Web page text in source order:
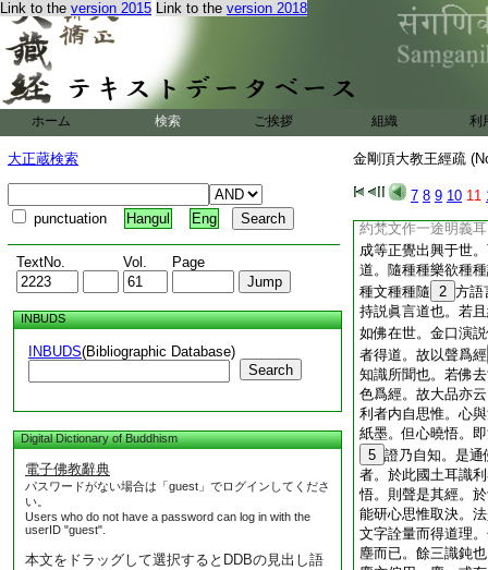
Link to the version 2015 Link to the version 2018
ホーム 検索 ご挨拶 組織 利
大正蔵検索
punctuation Hangul Eng
TextNo. Vol. Page
INBUDS
INBUDS(Bibliographic Database)
Search
Digital Dictionary of Buddhism
電子佛教辭典
パスワードがない場合は「guest」でログインしてくださ
い。
Users who do not have a password can log in with the
userID "guest".
本文をドラッグして選択するとDDBの見出し語
金剛頂大教王經疏
7 8 9 10 11
引 呂嚧噎愛汚
字。乃至二合三合
得契本極之理。故
字門災禍不可得故
際不可得故。惡字
具如金剛頂釋字母
入本不生際。至論
約梵文作一途明義
成等正覺出興于世
道。隨種種樂欲種
種文種種隨 2 方語
持説眞言道也。若
如佛在世。金口演
者得道。故以聲爲經
知識所聞也。若佛
色爲經。故大品亦
利者内自思惟。心
紙墨。但心曉悟。
5 證乃自知。是
者。於此國土耳識
悟。則聲是其經。
能研心思惟取決。
文字詮量而得道理
塵而已。餘三識鈍